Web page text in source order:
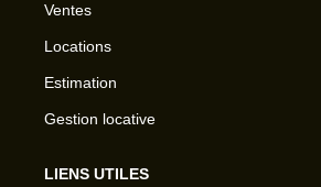
Ventes
Locations
Estimation
Gestion locative
LIENS UTILES